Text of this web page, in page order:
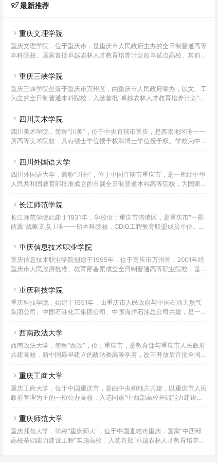
最新推荐
重庆文理学院
重庆文理学院，位于重庆市，是重庆市人民政府主办的全日制普通高等
本科院校、国家首批卓越农林人才教育培养计划改革试点高校。其前身
2001年5月，两校合并组建为重庆渝西学院；2005年4月，学校更名为
区，校园占地面积1767亩，校舍建筑面积73万平方米，馆藏图书291.3
万册（含电子图书），教学科研仪器设备总值3.6亿元；设有19个二级
重庆三峡学院
重庆三峡学院坐落于重庆市万州区，由重庆市人民政府举办，以文、工
为主的全日制普通本科院校，入选首批“卓越农林人才教育培养计划”、
园网站联盟理事单位，“一带一路”标准化教育与研究大学联盟成员，是
省万县初中师资训练班，先后更名为万县大学、万县专科学校、万县师
范专科学校。1994年，万县师范专科学校与万县教育学院合并成立四
四川美术学院
四川美术学院，简称“川美”，位于中央直辖市重庆，是西南地区唯一一
所高等美术院校，具有硕士学位授予权和博士学位授予权。学校为中国
流学科建设高校、全国深化创新创业教育改革示范高校、“全国创新创
年，时为四川省立艺术专科学校；1950年底调整更名为成都艺术专科
学校，1953年与西南人民艺术学院合并，改为西南美术专科学校；
四川外国语大学
四川外国语大学，简称“川外”，位于中国直辖市重庆市，是一所经中华
人民共和国教育部批准成立的市属全日制普通本科高等院校，为国家最
以外国语言文学学科为主，文学、经济学、管理学、法学、教育学、哲
体系，是中国西南地区外语和涉外人才培养以及外国语言文化、对外经
济贸易、国际问题研究的重要基地之一。四川外国语大学始建于1950
长江师范学院
长江师范学院始建于1931年，学校位于重庆市涪陵区，是重庆市“一圈
两翼”战略支点上唯一一所本科院校，CDIO工程教育联盟成员单位。
村师范学校）和涪陵教育学院合并升格为涪陵师范学院，2006年9月，
科专业，涵盖十大学科门类，形成了以文学、理学为基础，教育学、经
济学、管理学、工学、艺术学等为主干，多学科相互融合、协调发展、
重庆信息技术职业学院
重庆信息技术职业学院创建于1995年，位于重庆市万州区，2001年经
重庆市人民政府批准、教育部备案成立全日制普通高等职业院校，是国
院。重庆市高技能人才培养基地、重庆高职单独招生试点院校。据
面积726 亩， 校舍建筑面积16.2万平方米，教学仪器设备资产值
3379.09万元，拥有校内外实习实训场所200余个，图书馆藏书56.11
重庆科技学院
重庆科技学院，始建于1951年，由重庆市人民政府与中国石油天然气
集团公司、中国石油化工集团公司、中国海洋石油总公司共建，是一所
色，涵盖理、工、经、管、法、文、艺的多学科协调发展的全日制公办
越工程师教育培养计划、数据中国“百校工程”、新工科研究与实践项
目、国家级大学生创新创业训练计划、全国创新创业典型经验高校、全
西南政法大学
西南政法大学，简称“西政”，位于重庆市，是教育部与重庆市人民政府
共建高校，新中国最早建立的政法类高等学府，改革开放后首批全国重
化素质教育基地，中国政府奖学金来华留学生接收院校，国家中西部高
重点学科项目、新工科研究与实践项目、国家级大学生创新创业训练计
划实施高校，自主招生试点高校。重庆市一流学科建设高校，以法学为
中
重庆工商大学
重庆工商大学，位于中国重庆市，是由中央和地方共建，以重庆市人民
政府管理为主的一所公办高校，入选国家“中西部高校基础能力建设工
划”、“服务国家特殊需求博士人才培养项目”、“国家大学生文化素质教
是重庆市国际人文特色高校、重庆市国际交流合作示范校、重庆市一流
学科建设高校，重庆市“数字校园”示范学校和教育信息化试点单位，为
重庆师范大学
重庆师范大学，简称“重庆师大”，位于中国直辖市重庆，国家“中西部
高校基础能力建设工程”实施高校，入选首批“卓越农林人才教育培养计